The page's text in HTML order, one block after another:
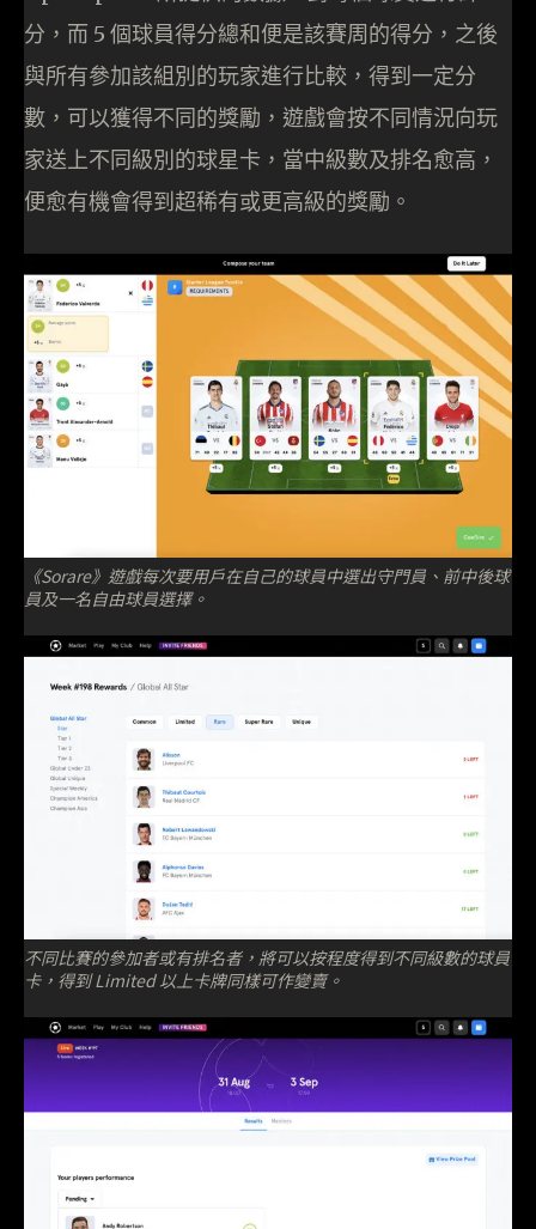
分，而 5 個球員得分總和便是該賽周的得分，之後
與所有參加該組別的玩家進行比較，得到一定分
數，可以獲得不同的獎勵，遊戲會按不同情況向玩
家送上不同級別的球星卡，當中級數及排名愈高，
便愈有機會得到超稀有或更高級的獎勵。
《Sorare》遊戲每次要用戶在自己的球員中選出守門員、前中後球
員及一名自由球員選擇。
不同比賽的參加者或有排名者，將可以按程度得到不同級數的球員
卡，得到 Limited 以上卡牌同樣可作變賣。